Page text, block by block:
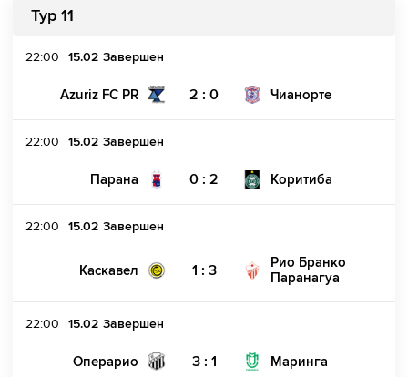
Тур 11
22:00 15.02 Завершен
Azuriz FC PR 2 : 0 Чианорте
22:00 15.02 Завершен
Парана 0 : 2 Коритиба
22:00 15.02 Завершен
Каскавел 1 : 3
Рио Бранко
Паранагуа
22:00 15.02 Завершен
Операрио 3 : 1 Маринга